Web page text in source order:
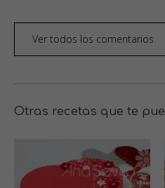
Ver todos los comentarios
Otras recetas que te